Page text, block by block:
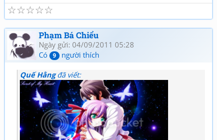
☆
☆
☆
☆
☆
Phạm Bá Chiểu
Ngày gửi: 04/09/2011 05:28
Có
9 người thích
Quế Hằngđã viết: